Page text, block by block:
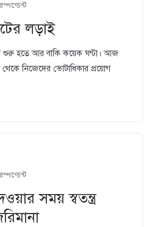
লড়াই
শুরু হতে আর বাকি কয়েক ঘণ্টা। আজ
নিজেদের ভোটাধিকার প্রয়োগ
সময় স্বতন্ত্র